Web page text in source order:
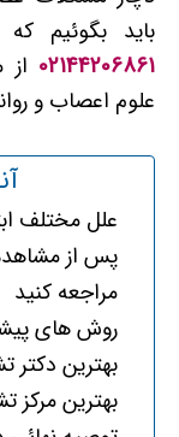
باید بگوئیم
02144206861
علوم اعصاب و
علل مختلف
پس از
مراجعه کنید
روش های
بهترین دکتر
بهترین مرکز